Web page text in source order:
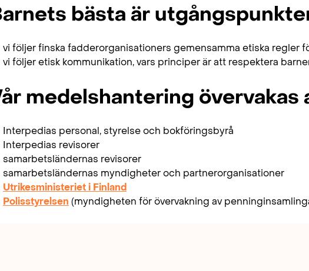
bästa är
vi följer finska fadderorganisationers gemensamma etiska regler
vi följer etisk kommunikation, vars principer är att respektera
medelshantering övervakas
Interpedias personal, styrelse och bokföringsbyrå
Interpedias revisorer
samarbetsländernas revisorer
samarbetsländernas myndigheter och partnerorganisationer
Utrikesministeriet i Finland
Polisstyrelsen (myndigheten för övervakning av